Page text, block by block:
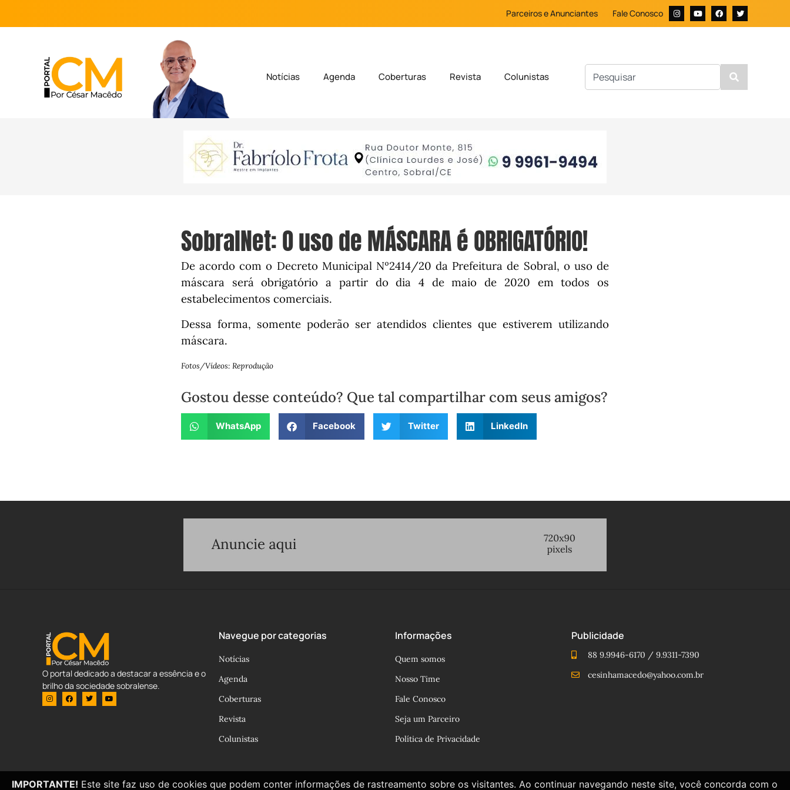
Parceiros e Anunciantes Fale Conosco
Notícias Agenda Coberturas Revista Colunistas
SobralNet: O uso de MÁSCARA é OBRIGATÓRIO!
De acordo com o Decreto Municipal Nº2414/20 da Prefeitura de Sobral, o uso de
máscara será obrigatório a partir do dia 4 de maio de 2020 em todos os
estabelecimentos comerciais.
Dessa forma, somente poderão ser atendidos clientes que estiverem utilizando
máscara.
Fotos/Vídeos: Reprodução
Gostou desse conteúdo? Que tal compartilhar com seus amigos?
WhatsApp Facebook Twitter LinkedIn
O portal dedicado a destacar a essência e o
brilho da sociedade sobralense.
Navegue por categorias
Notícias
Agenda
Coberturas
Revista
Colunistas
Informações
Quem somos
Nosso Time
Fale Conosco
Seja um Parceiro
Política de Privacidade
Publicidade
88 9.9946-6170 / 9.9311-7390
cesinhamacedo@yahoo.com.br
IMPORTANTE! Este site faz uso de cookies que podem conter informações de rastreamento sobre os visitantes. Ao continuar navegando neste site, você concorda com o